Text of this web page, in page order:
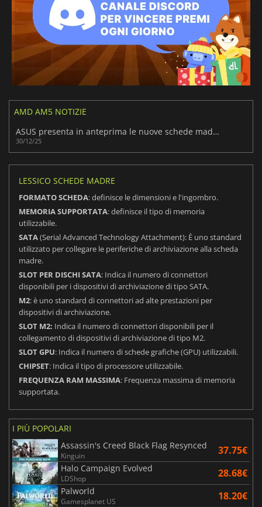
AMD AM5 NOTIZIE
ASUS presenta in anteprima le nuove schede madri NEO AM5 prima del reveal al CES 2026
30/12/25
LESSICO SCHEDE MADRE
FORMATO SCHEDA: definisce le dimensioni e l'ingombro.
MEMORIA SUPPORTATA: definisce il tipo di memoria
utilizzabile.
SATA(Serial Advanced Technology Attachment): È uno standard
utilizzato per collegare le periferiche di archiviazione alla scheda
madre.
SLOT PER DISCHI SATA: Indica il numero di connettori
disponibili per i dispositivi di archiviazione di tipo SATA.
M2: è uno standard di connettori ad alte prestazioni per
dispositivi di archiviazione.
SLOT M2: Indica il numero di connettori disponibili per il
collegamento di dispositivi di archiviazione di tipo M2.
SLOT GPU: Indica il numero di schede grafiche (GPU) utilizzabili.
CHIPSET: Indica il tipo di processore utilizzabile.
FREQUENZA RAM MASSIMA: Frequenza massima di memoria
supportata.
I PIÙ POPOLARI
Assassin's Creed Black Flag Resynced
Kinguin 37.75€
Halo Campaign Evolved
LDShop 28.68€
Palworld
Gamesplanet US 18.20€